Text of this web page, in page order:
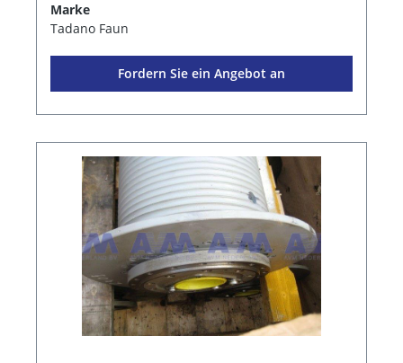
Marke
Tadano Faun
Fordern Sie ein Angebot an